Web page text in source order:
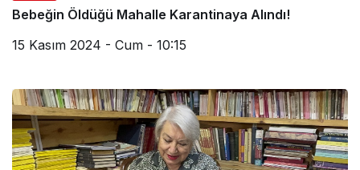
Bebeğin Öldüğü Mahalle Karantinaya Alındı!
15 Kasım 2024 - Cum - 10:15